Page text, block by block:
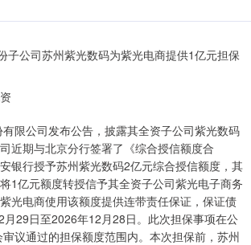
限公司发布公告，披露其全资子公司紫光数码
近期与北京分行签署了《综合授信额度合
银行授予苏州紫光数码2亿元综合授信额度，其
1亿元额度转授信予其全资子公司紫光电子商务
光电商使用该额度提供连带责任保证，保证债
29日至2026年12月28日。此次担保事项在公
议通过的担保额度范围内。本次担保前，苏州